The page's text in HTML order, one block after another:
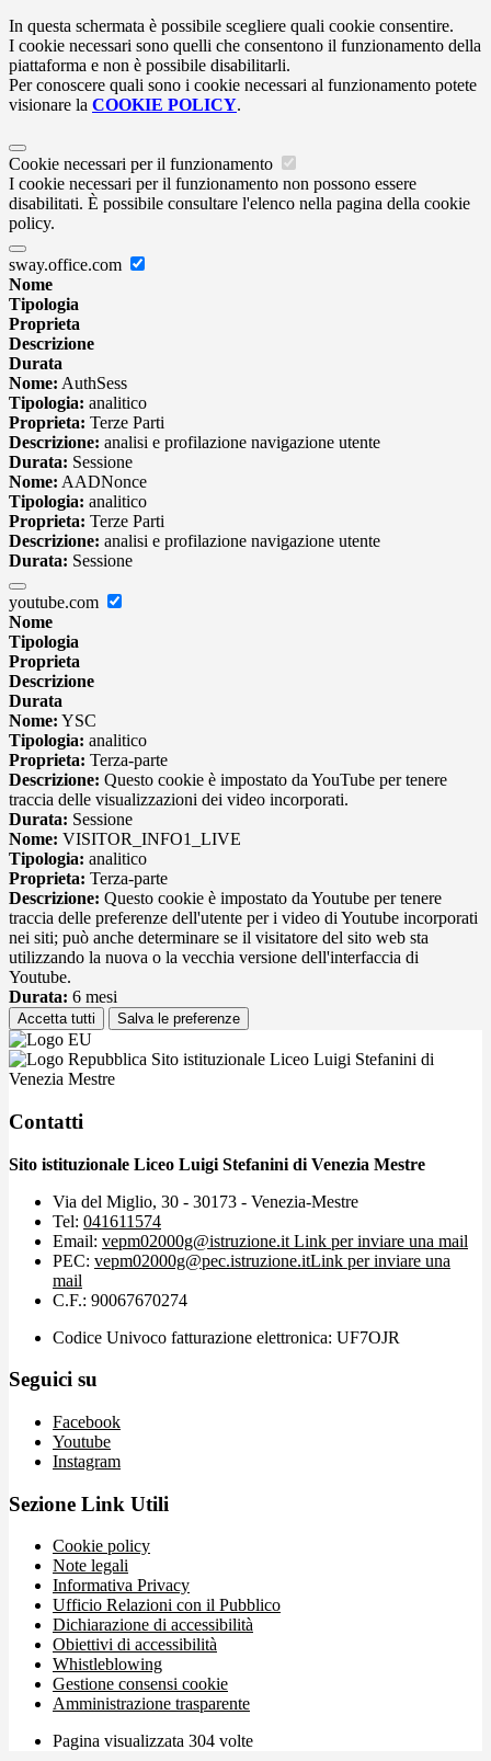
In questa schermata è possibile scegliere quali cookie consentire.
I cookie necessari sono quelli che consentono il funzionamento della
piattaforma e non è possibile disabilitarli.
Per conoscere quali sono i cookie necessari al funzionamento potete
visionare la COOKIE POLICY.
Cookie necessari per il funzionamento
I cookie necessari per il funzionamento non possono essere
disabilitati. È possibile consultare l'elenco nella pagina della cookie
policy.
sway.office.com
Nome
Tipologia
Proprieta
Descrizione
Durata
Nome: AuthSess
Tipologia: analitico
Proprieta: Terze Parti
Descrizione: analisi e profilazione navigazione utente
Durata: Sessione
Nome: AADNonce
Tipologia: analitico
Proprieta: Terze Parti
Descrizione: analisi e profilazione navigazione utente
Durata: Sessione
youtube.com
Nome
Tipologia
Proprieta
Descrizione
Durata
Nome: YSC
Tipologia: analitico
Proprieta: Terza-parte
Descrizione: Questo cookie è impostato da YouTube per tenere
traccia delle visualizzazioni dei video incorporati.
Durata: Sessione
Nome: VISITOR_INFO1_LIVE
Tipologia: analitico
Proprieta: Terza-parte
Descrizione: Questo cookie è impostato da Youtube per tenere
traccia delle preferenze dell'utente per i video di Youtube incorporati
nei siti; può anche determinare se il visitatore del sito web sta
utilizzando la nuova o la vecchia versione dell'interfaccia di
Youtube.
Durata: 6 mesi
Accetta tutti Salva le preferenze
Sito istituzionale Liceo Luigi Stefanini di
Venezia Mestre
Contatti
Sito istituzionale Liceo Luigi Stefanini di Venezia Mestre
Via del Miglio, 30 - 30173 - Venezia-Mestre
Tel: 041611574
Email: vepm02000g@istruzione.it Link per inviare una mail
PEC: vepm02000g@pec.istruzione.itLink per inviare una
mail
C.F.: 90067670274
Codice Univoco fatturazione elettronica: UF7OJR
Seguici su
Facebook
Youtube
Instagram
Sezione Link Utili
Cookie policy
Note legali
Informativa Privacy
Ufficio Relazioni con il Pubblico
Dichiarazione di accessibilità
Obiettivi di accessibilità
Whistleblowing
Gestione consensi cookie
Amministrazione trasparente
Pagina visualizzata 304 volte